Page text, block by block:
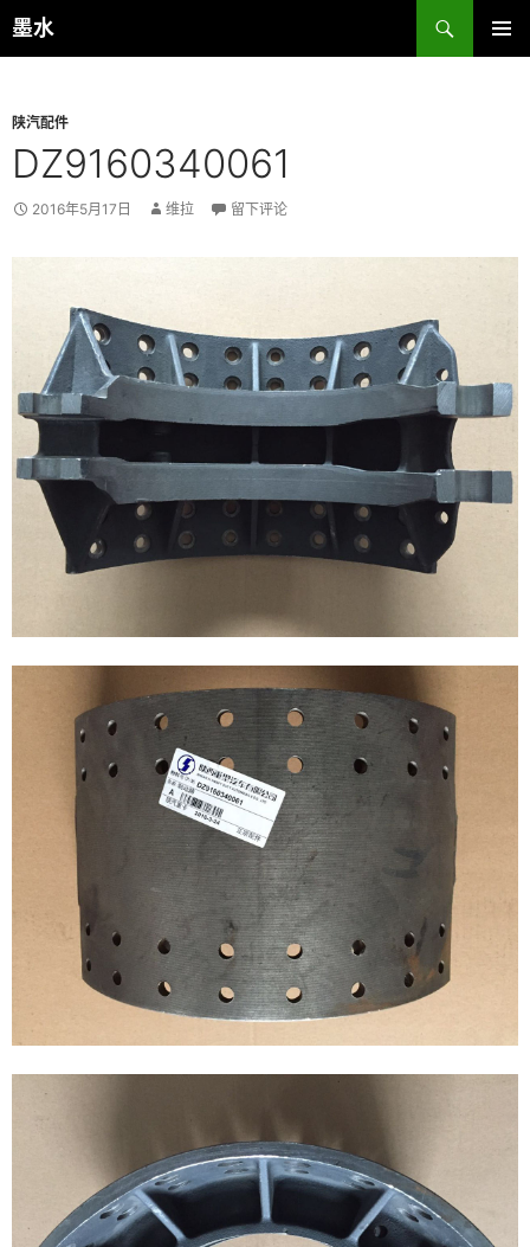
跳
至
墨水
搜
索
陕汽配件
DZ9160340061
2016年5月17日 维拉 留下评论